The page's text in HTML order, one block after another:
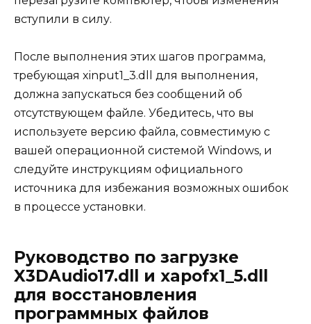
вступили в силу.
После выполнения этих шагов программа,
требующая xinput1_3.dll для выполнения,
должна запускаться без сообщений об
отсутствующем файле. Убедитесь, что вы
используете версию файла, совместимую с
вашей операционной системой Windows, и
следуйте инструкциям официального
источника для избежания возможных ошибок
в процессе установки.
Руководство по загрузке
X3DAudio17.dll и xapofx1_5.dll
для восстановления
программных файлов